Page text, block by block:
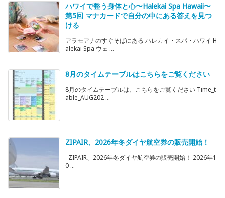
ハワイで整う身体と心〜Halekai Spa Hawaii〜
第5回 マナカードで自分の中にある答えを見つ
ける
アラモアナのすぐそばにある ハレカイ・スパ・ハワイ H
alekai Spa ウェ ...
8月のタイムテーブルはこちらをご覧ください
8月のタイムテーブルは、こちらをご覧ください Time_t
able_AUG202 ...
ZIPAIR、2026年冬ダイヤ航空券の販売開始！
ZIPAIR、2026年冬ダイヤ航空券の販売開始！ 2026年1
0 ...